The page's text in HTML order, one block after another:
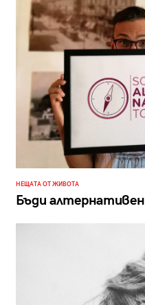
НЕЩАТА ОТ ЖИВОТА
Бъди алтернативен